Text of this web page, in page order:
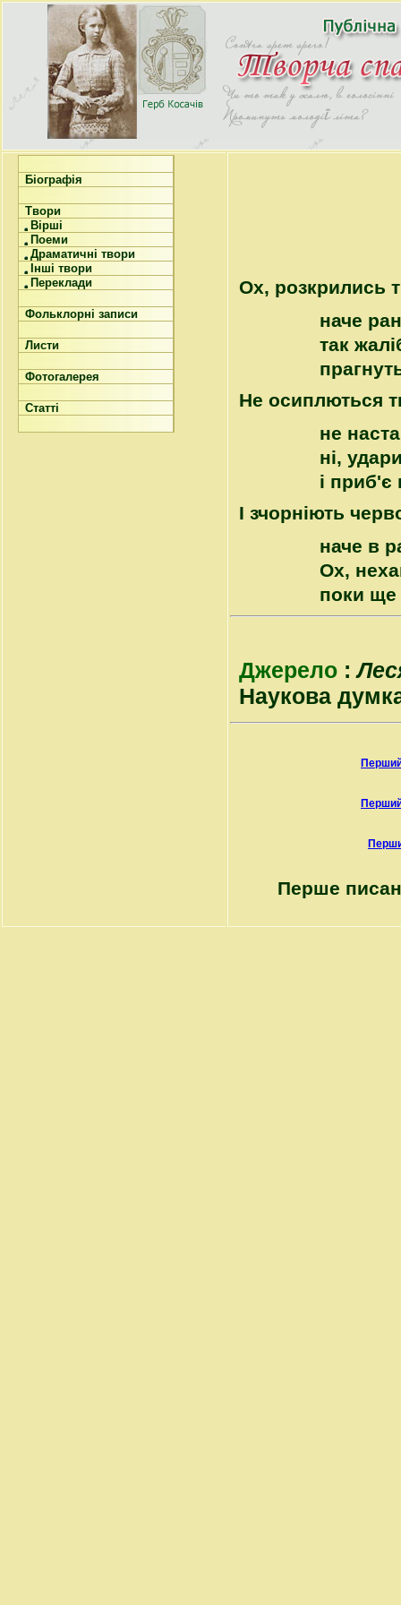
Біографія
Твори
Вірші
Поеми
Драматичні твори
Інші твори
Переклади
Фольклорні записи
Листи
Фотогалерея
Статті
Ох, розкрились
наче
так
Не осиплються
не
ні,
і
І зчорніють
наче в
Ох,
поки ще
Джерело :
Наукова
Перше